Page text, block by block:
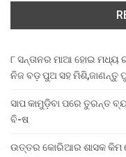
୮ ସନ୍ତାନର ମାଆ ହୋଇ ମଧ୍ୟ
ନିଜ ବଡ଼ ପୁଅ ସହ ମିଶି,ଜାଣନ୍ତୁ
ସାପ କାମୁଡ଼ିବା ପରେ ତୁରନ୍ତ
ବି-ଷ
ଉତ୍ତର କୋରିଆର ଶାସକ କିମ